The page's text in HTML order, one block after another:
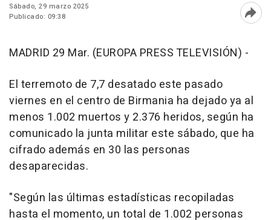
Sábado, 29 marzo 2025
Publicado: 09:38
MADRID 29 Mar. (EUROPA PRESS TELEVISIÓN) -
El terremoto de 7,7 desatado este pasado
viernes en el centro de Birmania ha dejado ya al
menos 1.002 muertos y 2.376 heridos, según ha
comunicado la junta militar este sábado, que ha
cifrado además en 30 las personas
desaparecidas.
"Según las últimas estadísticas recopiladas
hasta el momento, un total de 1.002 personas